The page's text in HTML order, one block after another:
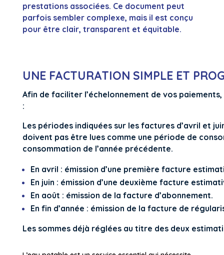
prestations associées. Ce document peut
parfois sembler complexe, mais il est conçu
pour être clair, transparent et équitable.
UNE FACTURATION SIMPLE ET
Afin de faciliter l’échelonnement de vos
:
Les périodes indiquées sur les factures d’avril et
doivent pas être lues comme une période de
consommation de l’année précédente.
En avril : émission d’une première facture
En juin : émission d’une deuxième facture
En août : émission de la facture d’abonnement.
En fin d’année : émission de la facture de
Les sommes déjà réglées au titre des deux